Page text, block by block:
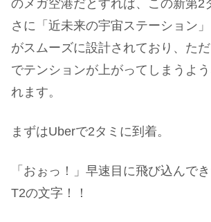
のメガ空港だとすれば、この新第2
さに「近未来の宇宙ステーション
がスムーズに設計されており、た
でテンションが上がってしまうよ
れます。
まずはUberで2タミに到着。
「おぉっ！」早速目に飛び込んで
T2の文字！！